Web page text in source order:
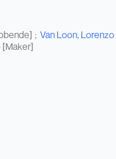
Van Loon, Lorenzo
[Maker]